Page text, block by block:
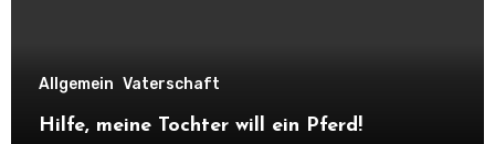
Allgemein Vaterschaft
Hilfe, meine Tochter will ein Pferd!